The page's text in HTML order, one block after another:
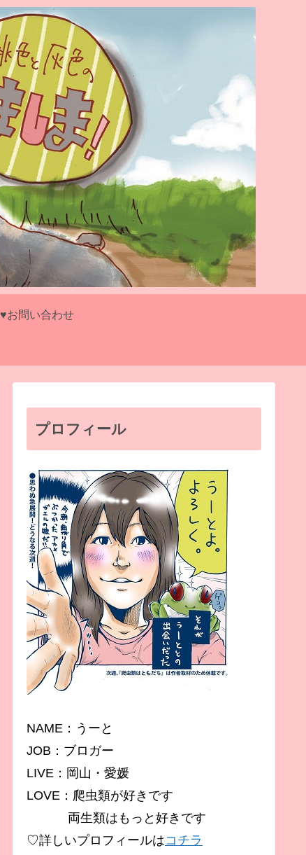
♥お問い合わせ
プロフィール
NAME：うーと
JOB：ブロガー
LIVE：岡山・愛媛
LOVE：爬虫類が好きです
両生類はもっと好きです
♡詳しいプロフィールはコチラ